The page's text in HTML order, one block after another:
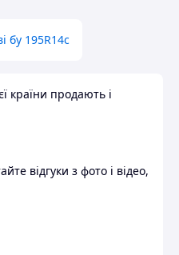
бу 195R14c
країни продають і
відгуки з фото і відео,